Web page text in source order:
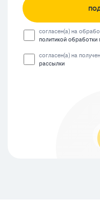
согласен(а) на
политикой обработки
согласен(а) на
рассылки